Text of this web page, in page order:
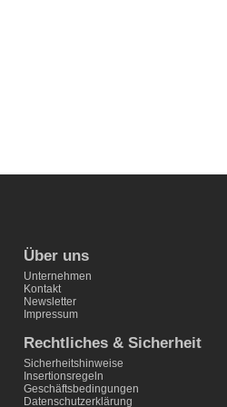
Night Vision, 360° Kamera, 5 Jahre
Über uns
Unternehmen
Kontakt
Newsletter
Impressum
Rechtliches & Sicherheit
Sicherheitshinweise
Insertionsregeln
Geschäftsbedingungen
Datenschutzerklärung